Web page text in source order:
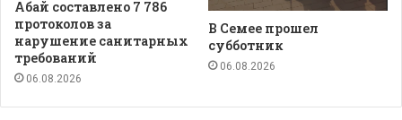
Абай составлено 7 786
протоколов за
нарушение санитарных
требований
06.08.2026
В Семее прошел
субботник
06.08.2026